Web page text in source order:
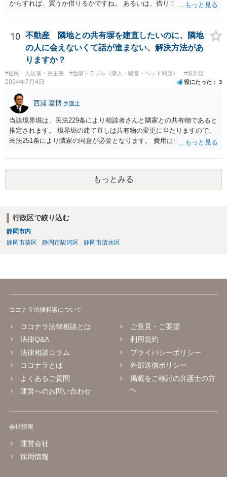
からすれば、買うか借りるかですね。 あるいは、借りて置いて、次回
ば、異動や撤去を求めることは、信義則上、認められないので どこか
で妥協するしかないでしょうね。
10
不動産 隣地との共有塀を建直したいのに、隣地
の人に会えないくて話が進まない、解決方法があ
りますか？
#住民・入居者・買主側 #近隣トラブル（隣人・騒音・ペット問題） #境界線
2024年7月4日 役にたった 3
西浦 嘉博 弁護士
当該境界堀は、民法229条により相談者さんと隣家との共有物であると
推定されます。 境界堀の建て直しは共有物の変更に当たりますので、
民法251条により隣家の同意が必要となります。 費用は掛かります
修の必要性、工事の見積もりや期間、負担割合の提案などを記載した
書面を作成し送付されてみてはいかがでしょうか。
もっとみる
行政区で絞り込む
静岡市内
静岡市葵区
静岡市駿河区 静岡市清水区
ココナラ法律相談について
ココナラ法律相談とは
法律Q&A
法律相談コラム
ココナラとは
よくあるご質問
運営へのお問い合わせ
ご意見・ご要望
利用規約
プライバシーポリシー
外部送信ポリシー
掲載をご検討の弁護士の方
へ
会社情報
運営会社
採用情報